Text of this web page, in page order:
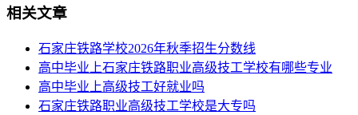
相关文章
石家庄铁路学校2026年秋季招生分数线
高中毕业上石家庄铁路职业高级技工学校有哪些专业
高中毕业上高级技工好就业吗
石家庄铁路职业高级技工学校是大专吗